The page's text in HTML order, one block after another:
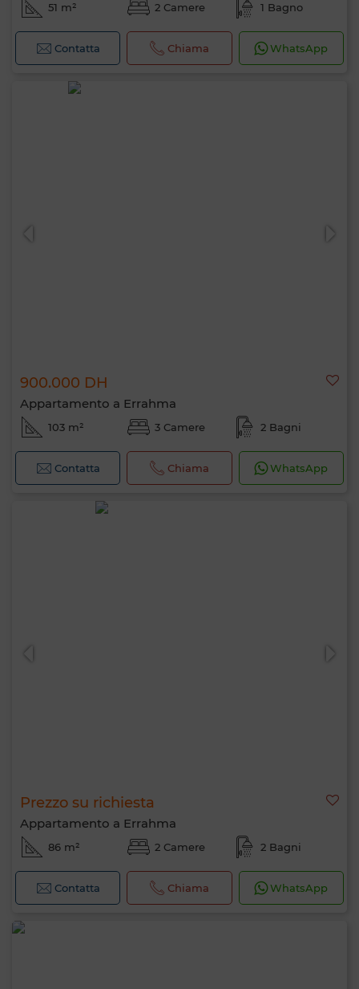
51 m² 2 Camere 1 Bagno
Contatta Chiama WhatsApp
900.000 DH
Appartamento a Errahma
103 m² 3 Camere 2 Bagni
Contatta Chiama WhatsApp
Prezzo su richiesta
Appartamento a Errahma
86 m² 2 Camere 2 Bagni
Contatta Chiama WhatsApp